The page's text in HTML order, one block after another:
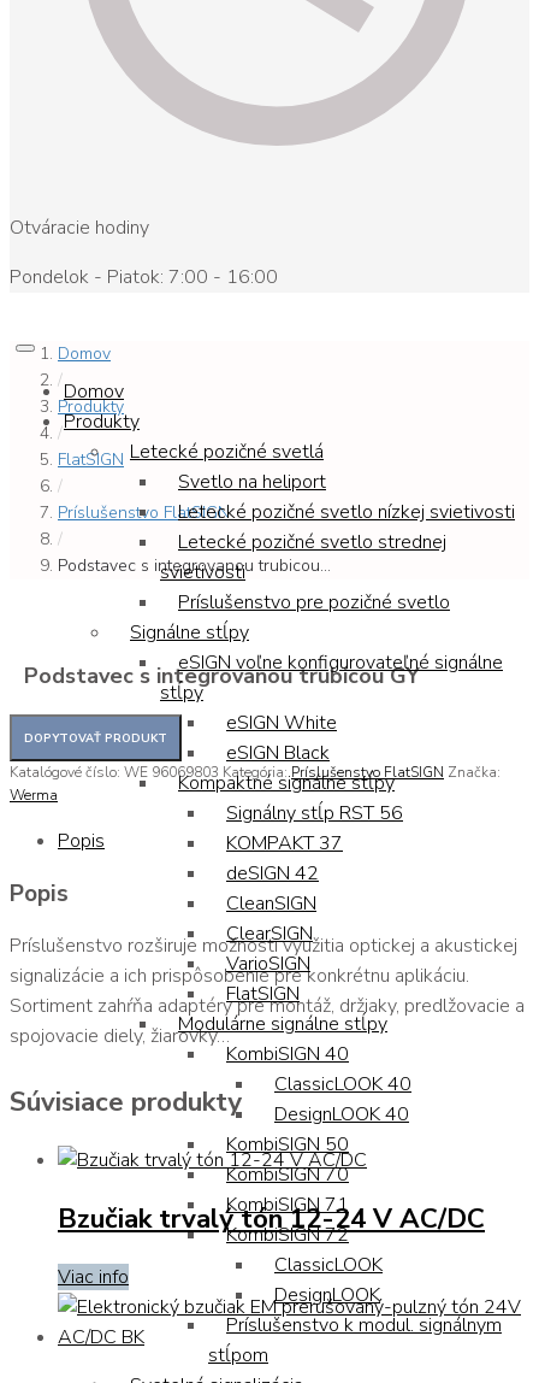
Otváracie hodiny
Pondelok - Piatok: 7:00 - 16:00
Domov
Produkty
Letecké pozičné svetlá
Svetlo na heliport
Letecké pozičné svetlo nízkej svietivosti
Letecké pozičné svetlo strednej
svietivosti
Príslušenstvo pre pozičné svetlo
Signálne stĺpy
eSIGN voľne konfigurovateľné signálne
stĺpy
eSIGN White
eSIGN Black
Kompaktné signálne stĺpy
Signálny stĺp RST 56
KOMPAKT 37
deSIGN 42
CleanSIGN
ClearSIGN
VarioSIGN
FlatSIGN
Modulárne signálne stĺpy
KombiSIGN 40
ClassicLOOK 40
DesignLOOK 40
KombiSIGN 50
KombiSIGN 70
KombiSIGN 71
KombiSIGN 72
ClassicLOOK
DesignLOOK
Príslušenstvo k modul. signálnym
stĺpom
Domov
/
Produkty
/
FlatSIGN
/
Príslušenstvo FlatSIGN
/
Podstavec s integrovanou trubicou...
Podstavec s integrovanou trubicou GY
Katalógové číslo: WE 96069803 Kategória:Príslušenstvo FlatSIGN Značka:
Werma
Popis
Popis
Príslušenstvo rozširuje možnosti využitia optickej a akustickej
signalizácie a ich prispôsobenie pre konkrétnu aplikáciu.
Sortiment zahŕňa adaptéry pre montáž, držiaky, predlžovacie a
spojovacie diely, žiarovky…
Súvisiace produkty
Bzučiak trvalý tón 12-24 V AC/DC
Viac info